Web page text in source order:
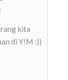
kita
di Y!M :))